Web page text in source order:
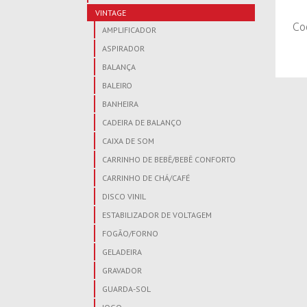
VINTAGE
AMPLIFICADOR
ASPIRADOR
BALANÇA
BALEIRO
BANHEIRA
CADEIRA DE BALANÇO
CAIXA DE SOM
CARRINHO DE BEBÊ/BEBÊ CONFORTO
CARRINHO DE CHÁ/CAFÉ
DISCO VINIL
ESTABILIZADOR DE VOLTAGEM
FOGÃO/FORNO
GELADEIRA
GRAVADOR
GUARDA-SOL